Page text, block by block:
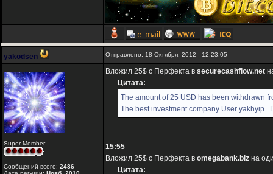
yakodsen Отправлено: 18 Октября, 2012 - 12:23:05
Super Member
Сообщений всего: 2486
Вложил 25$ с Перфекта в securecashflow.net
Цитата:
The amount of 25 USD has been withdrawn
The best investment company User yakhyip..
15:55
Вложил 25$ с Перфекта в omegabank.biz на
Цитата: